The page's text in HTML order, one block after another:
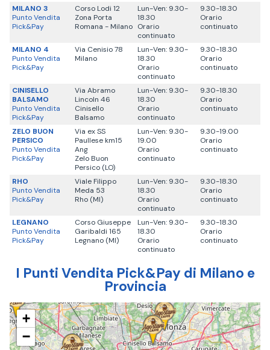
MILANO 3
Punto Vendita
Pick&Pay
Corso Lodi 12
Zona Porta
Romana - Milano
Lun-Ven: 9.30-
18.30
Orario
continuato
9.30-18.30
Orario
continuato
MILANO 4
Punto Vendita
Pick&Pay
Via Cenisio 78
Milano
Lun-Ven: 9.30-
18.30
Orario
continuato
9.30-18.30
Orario
continuato
CINISELLO
BALSAMO
Punto Vendita
Pick&Pay
Via Abramo
Lincoln 46
Cinisello
Balsamo
Lun-Ven: 9.30-
18.30
Orario
continuato
9.30-18.30
Orario
continuato
ZELO BUON
PERSICO
Punto Vendita
Pick&Pay
Via ex SS
Paullese km15
Ang
Zelo Buon
Persico (LO)
Lun-Ven: 9.30-
19.00
Orario
continuato
9.30-19.00
Orario
continuato
RHO
Punto Vendita
Pick&Pay
Viale Filippo
Meda 53
Rho (MI)
Lun-Ven: 9.30-
18.30
Orario
continuato
9.30-18.30
Orario
continuato
LEGNANO
Punto Vendita
Pick&Pay
Corso Giuseppe
Garibaldi 165
Legnano (MI)
Lun-Ven: 9.30-
18.30
Orario
continuato
9.30-18.30
Orario
continuato
I Punti Vendita Pick&Pay di Milano e
Provincia
+
−